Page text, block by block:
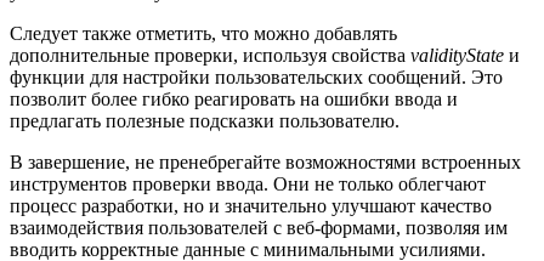
Следует также отметить, что можно добавлять
дополнительные проверки, используя свойства validityState и
функции для настройки пользовательских сообщений. Это
позволит более гибко реагировать на ошибки ввода и
предлагать полезные подсказки пользователю.
В завершение, не пренебрегайте возможностями встроенных
инструментов проверки ввода. Они не только облегчают
процесс разработки, но и значительно улучшают качество
взаимодействия пользователей с веб-формами, позволяя им
вводить корректные данные с минимальными усилиями.